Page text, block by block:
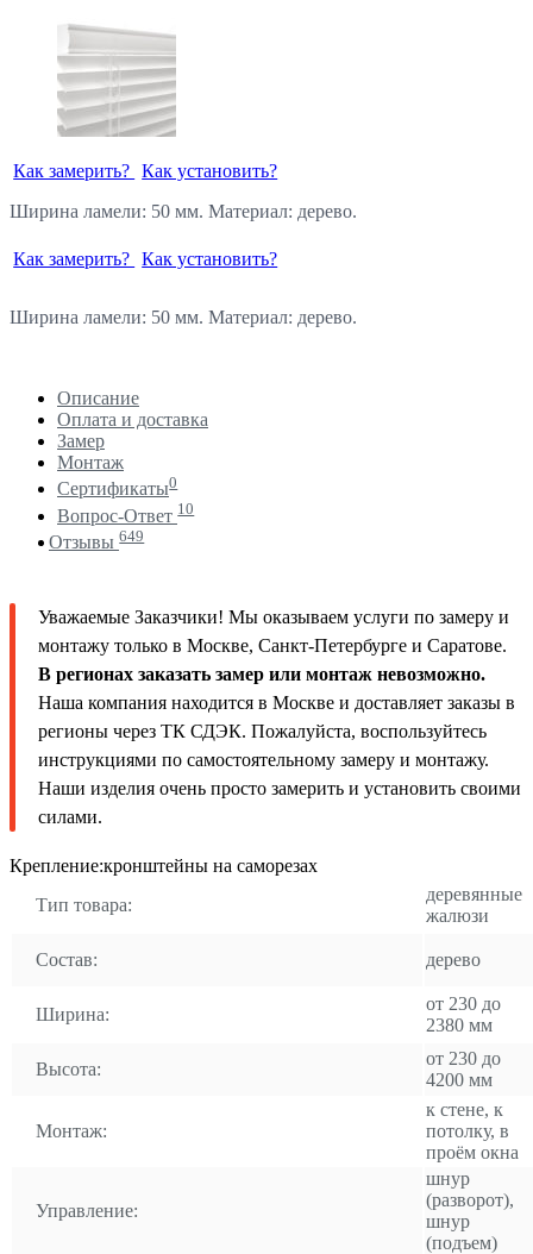
Как замерить? Как установить?
Ширина ламели: 50 мм. Материал: дерево.
Как замерить? Как установить?
Ширина ламели: 50 мм. Материал: дерево.
Описание
Оплата и доставка
Замер
Монтаж
Сертификаты0
Вопрос-Ответ 10
Отзывы 649
Уважаемые Заказчики! Мы оказываем услуги по замеру и
монтажу только в Москве, Санкт-Петербурге и Саратове.
В регионах заказать замер или монтаж невозможно.
Наша компания находится в Москве и доставляет заказы в
регионы через ТК СДЭК. Пожалуйста, воспользуйтесь
инструкциями по самостоятельному замеру и монтажу.
Наши изделия очень просто замерить и установить своими
силами.
Крепление:кронштейны на саморезах
Тип товара:
деревянные
жалюзи
Состав: дерево
Ширина:
от 230 до
2380 мм
Высота:
от 230 до
4200 мм
Монтаж:
к стене, к
потолку, в
проём окна
Управление:
шнур
(разворот),
шнур
(подъем)